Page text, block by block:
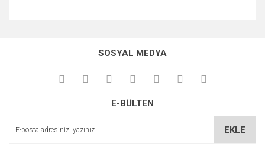
kullanarak tarafımıza iletebilirsiniz.
Görüş ve önerileriniz için teşekkür ederiz.
Ürün açıklamasında eksik bilgiler bulunuyor.
SOSYAL MEDYA
E-BÜLTEN
EKLE